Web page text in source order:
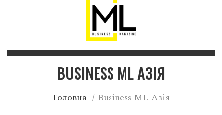
BUSINESS ML АЗІЯ
Головна / Business ML Азія